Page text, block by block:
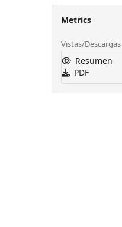
Metrics
Vistas/Descargas
Resumen
PDF